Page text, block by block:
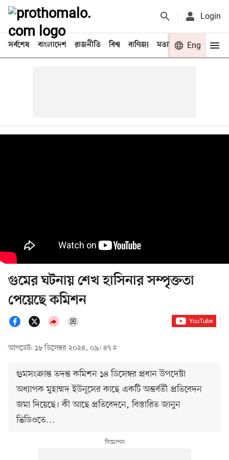
Login
সর্বশেষ বাংলাদেশ রাজনীতি বিশ্ব বাণিজ্য মতামত খেলা
Eng
গুমের ঘটনায় শেখ হাসিনার সম্পৃক্ততা
পেয়েছে কমিশন
আপডেট: ১৮ ডিসেম্বর ২০২৪, ০৯: ৪৭
গুমসংক্রান্ত তদন্ত কমিশন ১৪ ডিসেম্বর প্রধান উপদেষ্টা
অধ্যাপক মুহাম্মদ ইউনূসের কাছে একটি অন্তর্বর্তী প্রতিবেদন
জমা দিয়েছে। কী আছে প্রতিবেদনে, বিস্তারিত জানুন
ভিডিওতে…